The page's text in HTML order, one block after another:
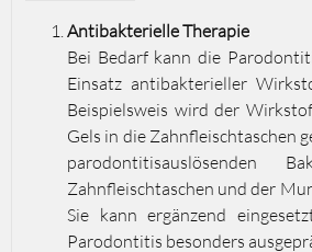
Antibakterielle Therapie
Bei Bedarf kann die
Einsatz antibakterieller
Beispielsweis wird der
Gels in die Zahnfleischtaschen
parodontitisauslösenden
Zahnfleischtaschen und der
Sie kann ergänzend
Parodontitis besonders